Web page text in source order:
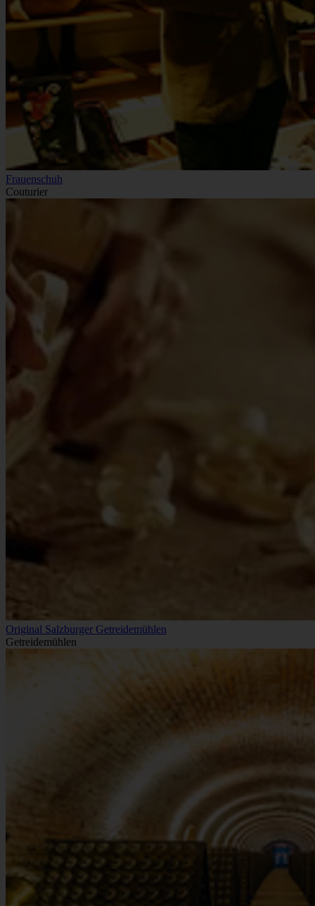
Frauenschuh
Couturier
Original Salzburger Getreidemühlen
Getreidemühlen